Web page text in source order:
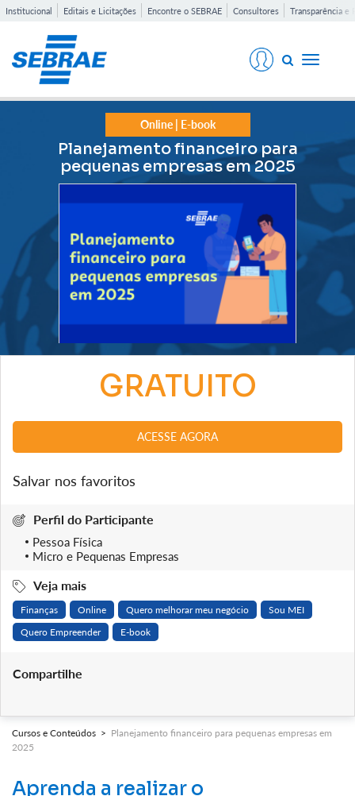
Institucional Editais e Licitações Encontre o SEBRAE Consultores Transparência e
Toggle
Online | E-book
Planejamento financeiro para
pequenas empresas em 2025
Cursos e Conteúdos > Planejamento financeiro para pequenas empresas em
2025
Aprenda a realizar o
GRATUITO
ACESSE AGORA
Salvar nos favoritos
Perfil do Participante
Pessoa Física
Micro e Pequenas Empresas
Veja mais
Finanças Online Quero melhorar meu negócio
Sou MEI
Quero Empreender
E-book
Compartilhe